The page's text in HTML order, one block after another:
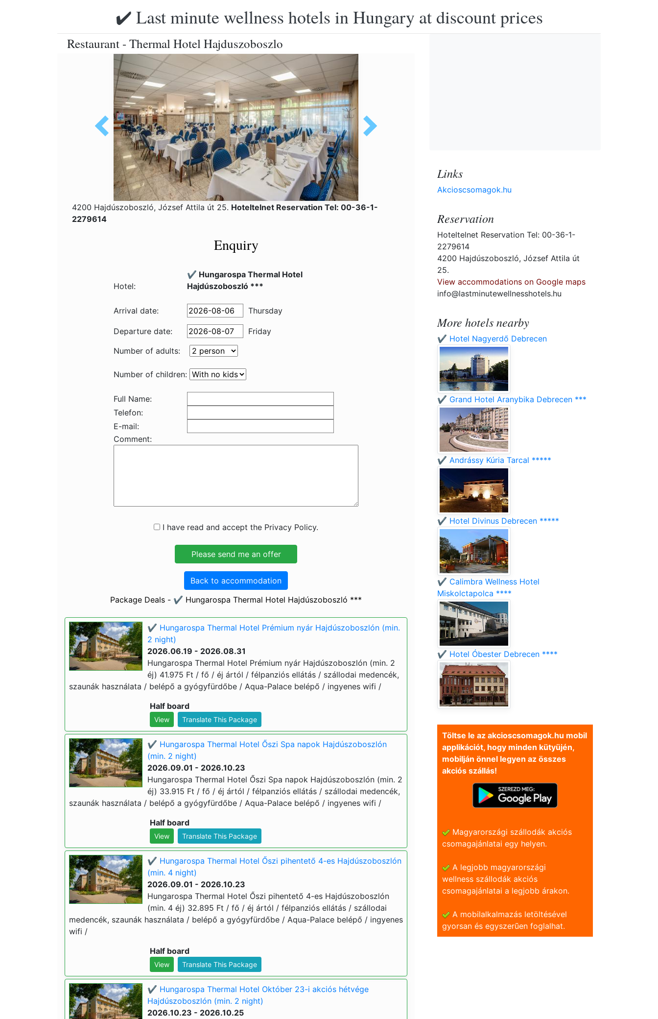
✔️ Last minute wellness hotels in Hungary at discount prices
Restaurant - Thermal Hotel Hajduszoboszlo
4200 Hajdúszoboszló, József Attila út 25. Hoteltelnet Reservation Tel: 00-36-1-
2279614
Enquiry
Hotel:
✔️ Hungarospa Thermal Hotel
Hajdúszoboszló ***
Arrival date: Thursday
Departure date:
Friday
Number of adults:
Number of children:
Full Name:
Telefon:
E-mail:
Comment:
I have read and accept the Privacy Policy.
Back to accommodation
Package Deals - ✔️ Hungarospa Thermal Hotel Hajdúszoboszló ***
✔️ Hungarospa Thermal Hotel Prémium nyár Hajdúszoboszlón (min.
2 night)
2026.06.19 - 2026.08.31
Hungarospa Thermal Hotel Prémium nyár Hajdúszoboszlón (min. 2
éj) 41.975 Ft / fő / éj ártól / félpanziós ellátás / szállodai medencék,
szaunák használata / belépő a gyógyfürdőbe / Aqua-Palace belépő / ingyenes wifi /
Half board
View Translate This Package
✔️ Hungarospa Thermal Hotel Őszi Spa napok Hajdúszoboszlón
(min. 2 night)
2026.09.01 - 2026.10.23
Hungarospa Thermal Hotel Őszi Spa napok Hajdúszoboszlón (min. 2
éj) 33.915 Ft / fő / éj ártól / félpanziós ellátás / szállodai medencék,
szaunák használata / belépő a gyógyfürdőbe / Aqua-Palace belépő / ingyenes wifi /
Half board
View Translate This Package
✔️ Hungarospa Thermal Hotel Őszi pihentető 4-es Hajdúszoboszlón
(min. 4 night)
2026.09.01 - 2026.10.23
Hungarospa Thermal Hotel Őszi pihentető 4-es Hajdúszoboszlón
(min. 4 éj) 32.895 Ft / fő / éj ártól / félpanziós ellátás / szállodai
medencék, szaunák használata / belépő a gyógyfürdőbe / Aqua-Palace belépő / ingyenes
wifi /
Half board
View Translate This Package
✔️ Hungarospa Thermal Hotel Október 23-i akciós hétvége
Hajdúszoboszlón (min. 2 night)
2026.10.23 - 2026.10.25
Links
Akcioscsomagok.hu
Reservation
Hoteltelnet Reservation Tel: 00-36-1-
2279614
4200 Hajdúszoboszló, József Attila út
25.
View accommodations on Google maps
info@lastminutewellnesshotels.hu
More hotels nearby
✔️ Hotel Nagyerdő Debrecen
✔️ Grand Hotel Aranybika Debrecen ***
✔️ Andrássy Kúria Tarcal *****
✔️ Hotel Divinus Debrecen *****
✔️ Calimbra Wellness Hotel
Miskolctapolca ****
✔️ Hotel Óbester Debrecen ****
Töltse le az akcioscsomagok.hu mobil
applikációt, hogy minden kütyüjén,
mobilján önnel legyen az összes
akciós szállás!
Magyarországi szállodák akciós
csomagajánlatai egy helyen.
A legjobb magyarországi
wellness szállodák akciós
csomagajánlatai a legjobb árakon.
A mobilalkalmazás letöltésével
gyorsan és egyszerũen foglalhat.